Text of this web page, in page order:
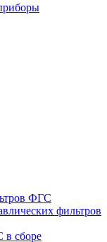
ФГС
фильтров
в сборе